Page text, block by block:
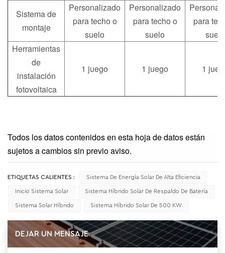
Sistema de
montaje
Personalizado
para techo o
suelo
Personalizado
para techo o
suelo
para
suelo
Herramientas
de
instalación
fotovoltaica
1 juego 1 juego 1
Todos los datos contenidos en esta hoja de datos están
sujetos a cambios sin previo aviso.
ETIQUETAS CALIENTES : Sistema De Energía Solar De Alta Eficiencia
Inicio Sistema Solar Sistema Híbrido Solar De Respaldo De Batería
Sistema Solar Híbrido Sistema Híbrido Solar De 500 KW
DEJAR UN MENSAJE